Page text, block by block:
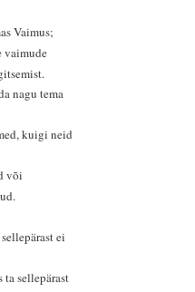
Vaimus;
vaimude
nagu tema
kuigi neid
või
ei
sellepärast